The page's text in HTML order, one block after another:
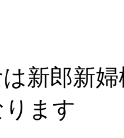
新郎新
ます